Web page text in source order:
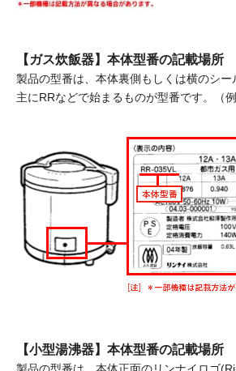
【ガス炊飯器】本体型番の記載場所
製品の型番は、本体裏側もしくは横のシー
主にRRなどで始まるものが型番です。（
【小型湯沸器】本体型番の記載場所